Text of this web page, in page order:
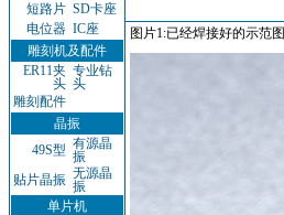
短路片 SD卡座
电位器 IC座
雕刻机及配件
ER11夹
头
专业钻
头
雕刻配件
晶振
49S型 有源晶
振
贴片晶振 无源晶
振
单片机
图片1:已经焊接好的示范图